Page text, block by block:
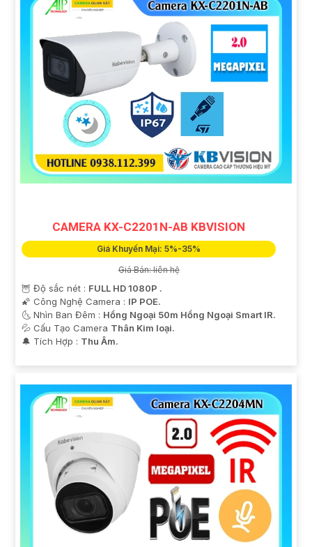
CAMERA KX-C2201N-AB KBVISION
Giá Khuyến Mại: 5%-35%
Giá Bán: liên hệ
🦉 Độ sắc nét : FULL HD 1080P .
🌠 Công Nghệ Camera : IP POE.
🌜 Nhìn Ban Đêm : Hồng Ngoại 50m Hồng Ngoại Smart IR.
💦 Cấu Tạo Camera Thân Kim loại.
️🔔 Tích Hợp : Thu Âm.